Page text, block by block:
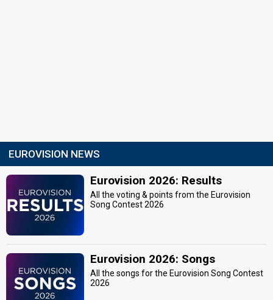
EUROVISION NEWS
Eurovision 2026: Results
All the voting & points from the Eurovision
Song Contest 2026
Eurovision 2026: Songs
All the songs for the Eurovision Song Contest
2026